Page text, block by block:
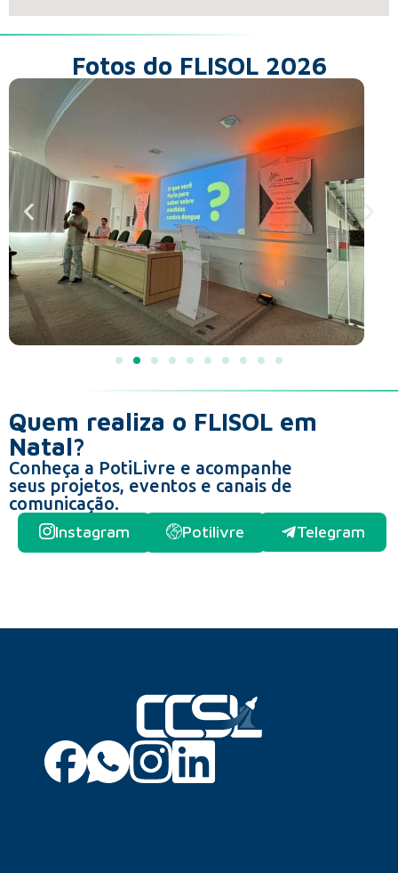
Fotos do FLISOL 2026
Quem realiza o FLISOL em
Natal?
Conheça a PotiLivre e acompanhe
seus projetos, eventos e canais de
comunicação.
Instagram Potilivre Telegram